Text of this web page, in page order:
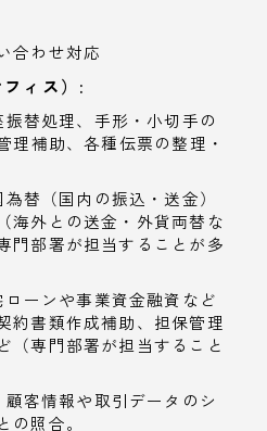
合わせ対応
ィス）:
振替処理、手形・小切手の
理補助、各種伝票の整理・
為替（国内の振込・送金）
海外との送金・外貨両替な
門部署が担当することが多
ローンや事業資金融資など
約書類作成補助、担保管理
（専門部署が担当すること
顧客情報や取引データのシ
の照合。